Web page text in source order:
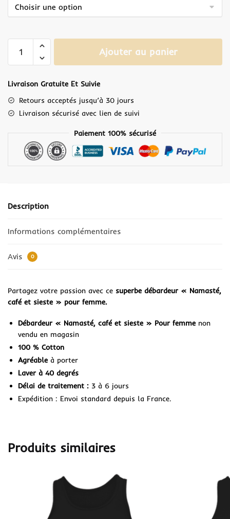
Ajouter au panier
Livraison Gratuite Et Suivie
Retours acceptés jusqu’à 30 jours
Livraison sécurisé avec lien de suivi
Paiement 100% sécurisé
Description
Informations complémentaires
Avis 0
Partagez votre passion avec ce superbe débardeur « Namasté,
café et sieste » pour femme.
Débardeur « Namasté, café et sieste » Pour femme non
vendu en magasin
100 % Cotton
Agréable à porter
Laver à 40 degrés
Délai de traitement : 3 à 6 jours
Expédition : Envoi standard depuis la France.
Produits similaires